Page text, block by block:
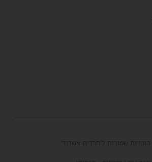
הזכויות שמורות ל'חרדים אשדוד'